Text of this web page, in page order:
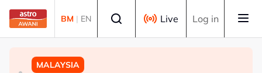
Skip to main content
BM | EN Live Log in
SUKAN
DUNIA
MALAYSIA